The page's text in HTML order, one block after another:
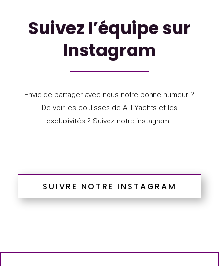
Suivez l’équipe sur
Instagram
Envie de partager avec nous notre bonne humeur ?
De voir les coulisses de ATI Yachts et les
exclusivités ? Suivez notre instagram !
SUIVRE NOTRE INSTAGRAM